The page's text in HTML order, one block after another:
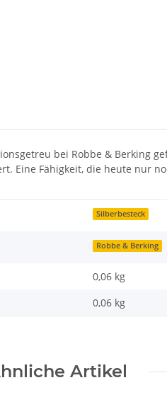
bei Robbe & Berking
Eine Fähigkeit, die heute nur
Silberbesteck
Robbe & Berking
0,06 kg
0,06 kg
Artikel